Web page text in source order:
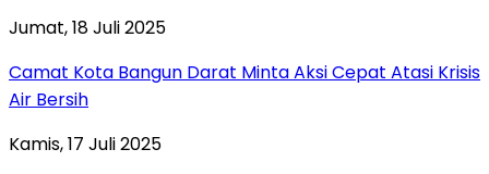
Jumat, 18 Juli 2025
Camat Kota Bangun Darat Minta Aksi Cepat Atasi Krisis
Air Bersih
Kamis, 17 Juli 2025